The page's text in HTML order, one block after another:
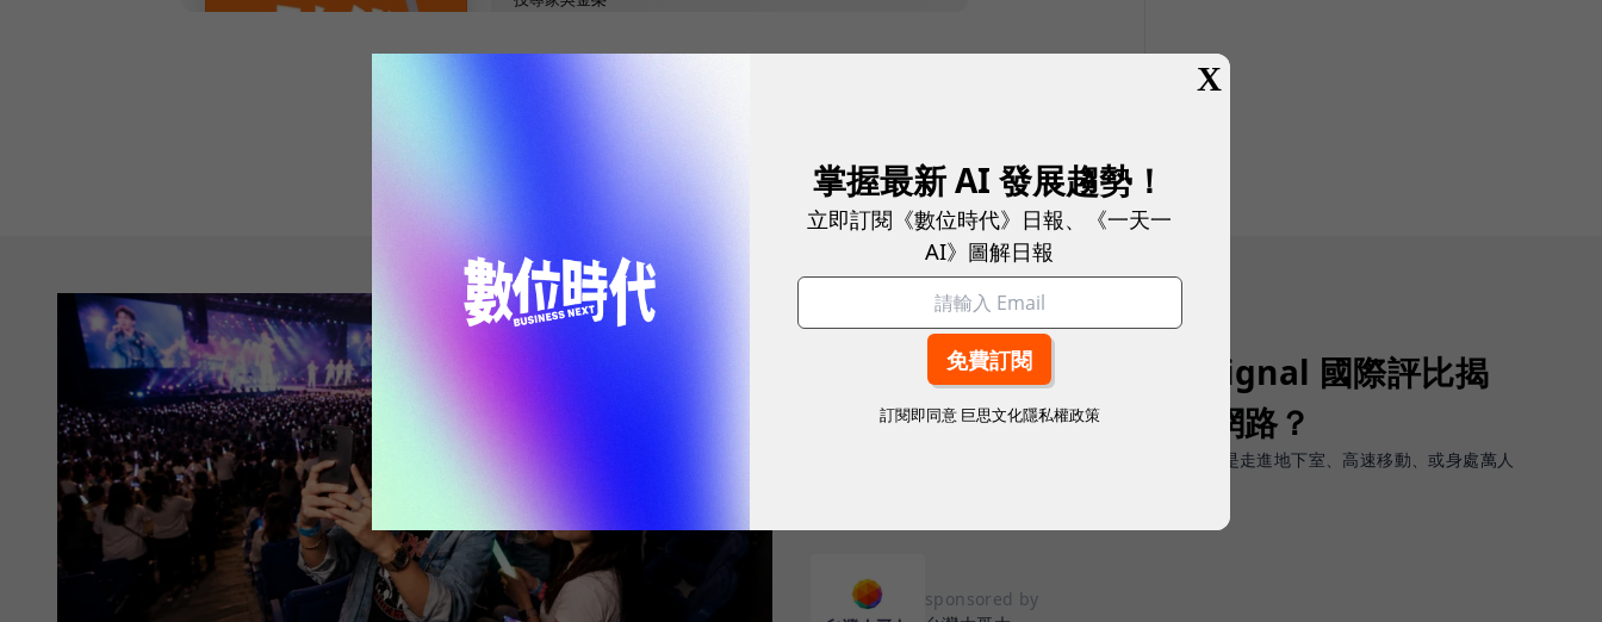
2026.08.03|3C生活
告別「極速迷思」！Opensignal 國際評比揭
密：什麼才是 5G 時代的好網路？
真正好用的網路服務，不是測速軟體上的瞬間峰值，而是走進地下室、高速移動、或身處萬人
sponsored by
X
掌握最新 AI 發展趨勢！
立即訂閱《數位時代》日報、《一天一
AI》圖解日報
訂閱即同意 巨思文化隱私權政策